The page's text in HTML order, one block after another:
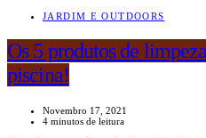
JARDIM E OUTDOORS
Os 5 produtos de
piscina!
Novembro 17, 2021
4 minutos de leitura